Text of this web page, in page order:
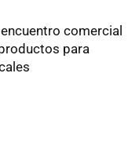
comercial
para